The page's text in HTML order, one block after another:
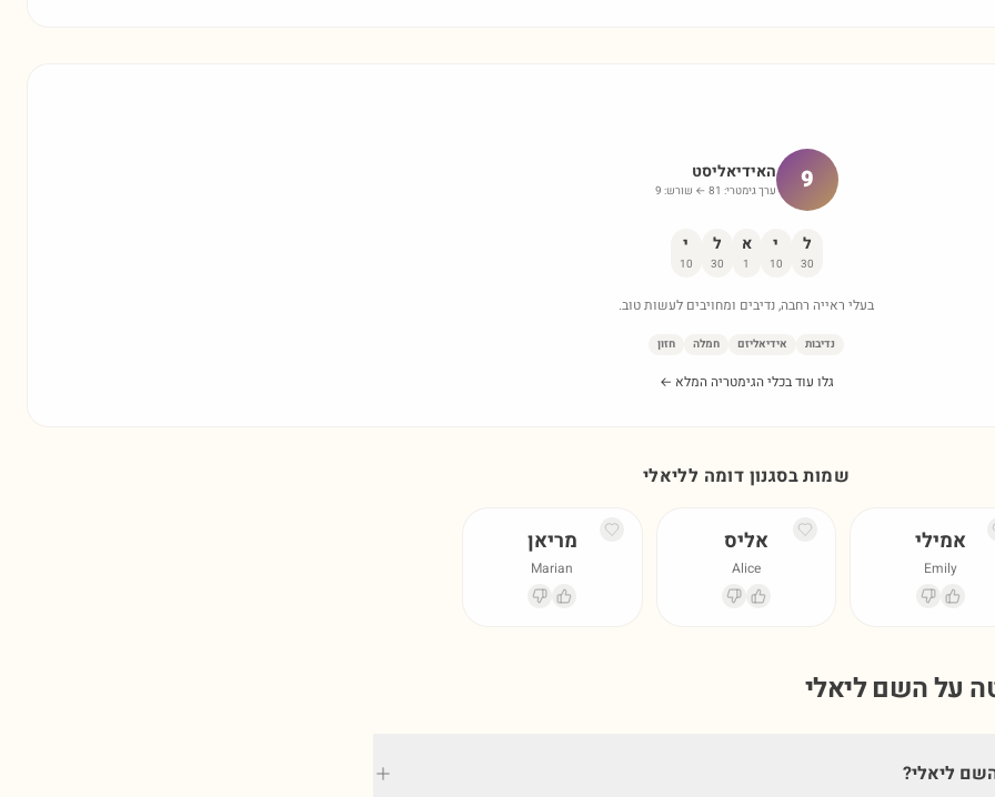
9 האידיאליסט
ערך גימטרי: 81 ← שורש: 9
ל
30
י
10
א
1
ל
30
י
10
בעלי ראייה רחבה, נדיבים ומחויבים לעשות טוב.
נדיבות אידיאליזם חמלה חזון
גלו עוד בכלי הגימטריה המלא ←
שמות בסגנון דומה לליאלי
אמילי
Emily
אליס
Alice
מריאן
Marian
על השםליאלי
ליאלי?